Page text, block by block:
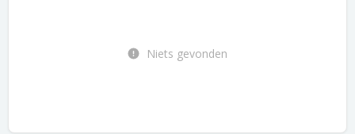
Niets gevonden